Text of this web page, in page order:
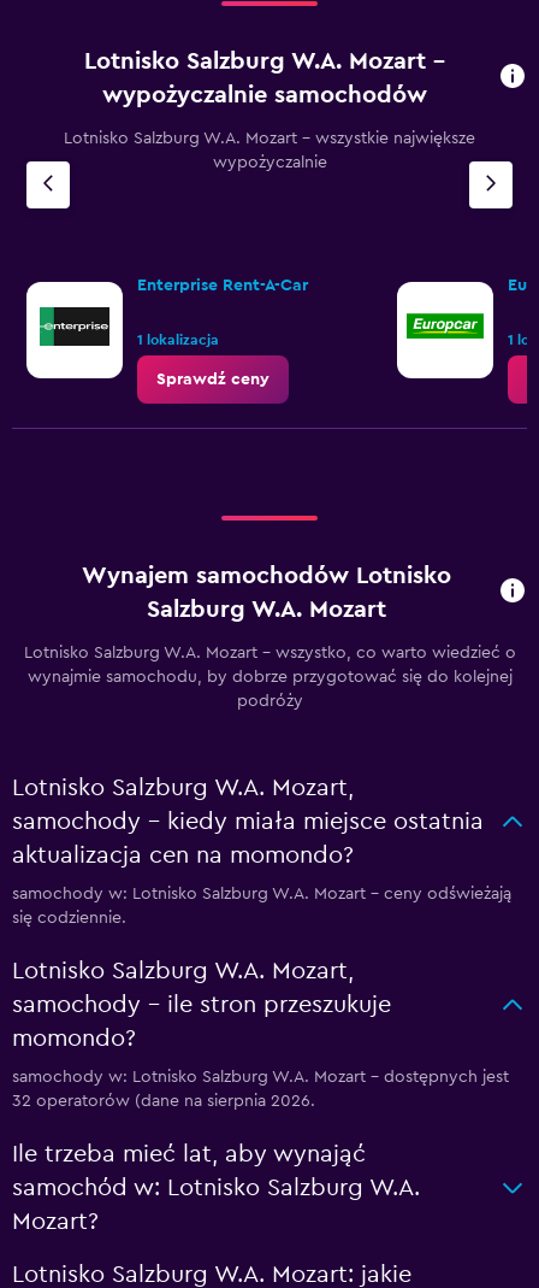
Lotnisko Salzburg W.A. Mozart –
wypożyczalnie samochodów
Lotnisko Salzburg W.A. Mozart – wszystkie największe
wypożyczalnie
Enterprise Rent-A-Car
1 lokalizacja
Sprawdź ceny
1
Wynajem samochodów Lotnisko
Salzburg W.A. Mozart
Lotnisko Salzburg W.A. Mozart – wszystko, co warto wiedzieć o
wynajmie samochodu, by dobrze przygotować się do kolejnej
podróży
Lotnisko Salzburg W.A. Mozart,
samochody – kiedy miała miejsce ostatnia
aktualizacja cen na momondo?
samochody w: Lotnisko Salzburg W.A. Mozart – ceny odświeżają
się codziennie.
Lotnisko Salzburg W.A. Mozart,
samochody – ile stron przeszukuje
momondo?
samochody w: Lotnisko Salzburg W.A. Mozart – dostępnych jest
32 operatorów (dane na sierpnia 2026.
Ile trzeba mieć lat, aby wynająć
samochód w: Lotnisko Salzburg W.A.
Mozart?
Lotnisko Salzburg W.A. Mozart: jakie